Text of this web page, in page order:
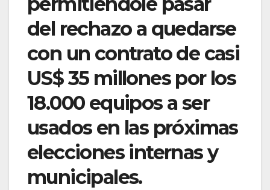
del rechazo a quedarse
con un contrato de casi
US$ 35 millones por los
18.000 equipos a ser
usados en las próximas
elecciones internas y
municipales.